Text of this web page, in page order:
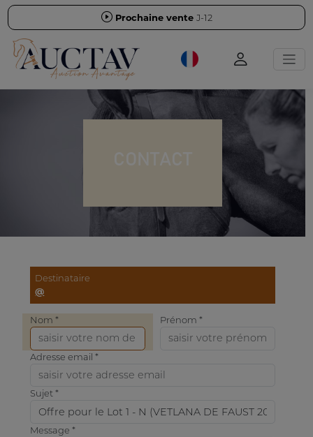
Prochaine vente J-12
Destinataire
@
Nom * Prénom *
Adresse email *
Sujet *
Message *